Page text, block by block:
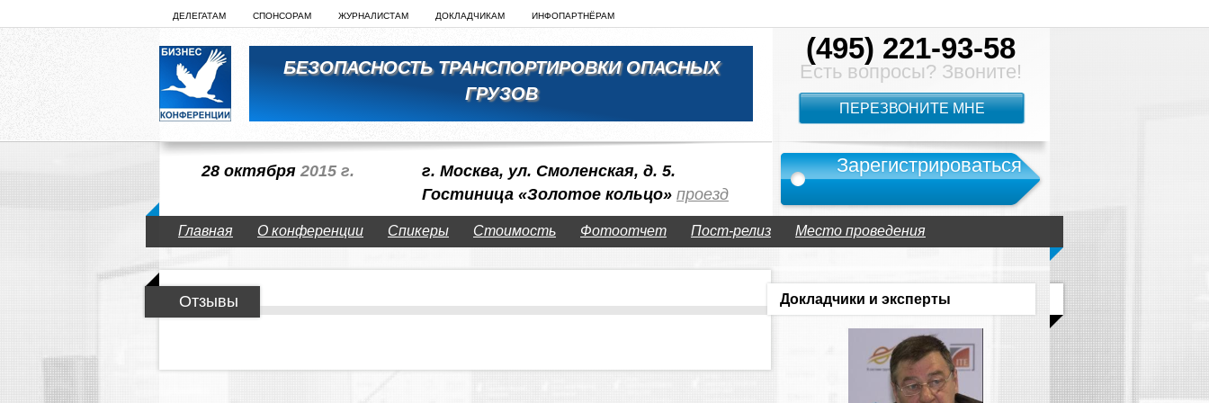
ДЕЛЕГАТАМ СПОНСОРАМ ЖУРНАЛИСТАМ ДОКЛАДЧИКАМ ИНФОПАРТНЁРАМ
БЕЗОПАСНОСТЬ ТРАНСПОРТИРОВКИ ОПАСНЫХ
ГРУЗОВ
28 октября 2015 г.
г. Москва, ул. Смоленская, д. 5.
Гостиница «Золотое кольцо» проезд
(495) 221-93-58
Есть вопросы? Звоните!
Зарегистрироваться
ПЕРЕЗВОНИТЕ МНЕ
Главная О конференции Спикеры Стоимость Фотоотчет Пост-релиз Место проведения
Отзывы Докладчики и эксперты
Астрис Савельева
Emirates SkyCargo